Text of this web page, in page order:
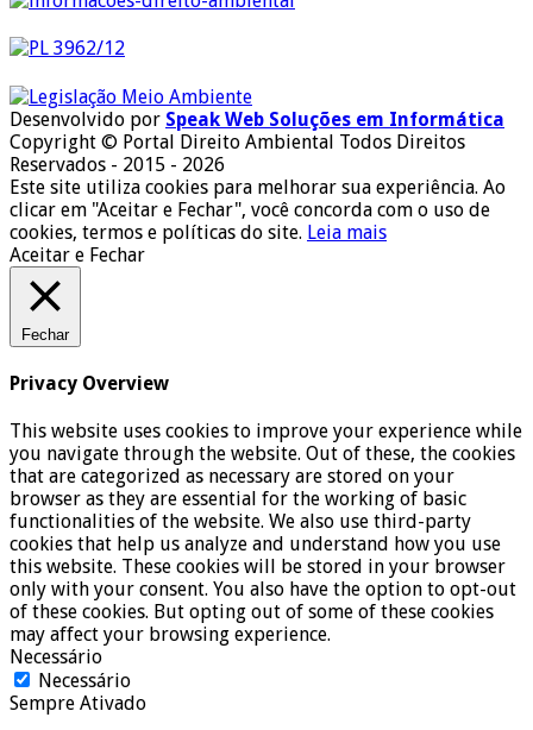
Desenvolvido por Speak Web Soluções em Informática
Copyright © Portal Direito Ambiental Todos Direitos
Reservados - 2015 - 2026
Este site utiliza cookies para melhorar sua experiência. Ao
clicar em "Aceitar e Fechar", você concorda com o uso de
cookies, termos e políticas do site. Leia mais
Aceitar e Fechar
Fechar
Privacy Overview
This website uses cookies to improve your experience while
you navigate through the website. Out of these, the cookies
that are categorized as necessary are stored on your
browser as they are essential for the working of basic
functionalities of the website. We also use third-party
cookies that help us analyze and understand how you use
this website. These cookies will be stored in your browser
only with your consent. You also have the option to opt-out
of these cookies. But opting out of some of these cookies
may affect your browsing experience.
Necessário
Necessário
Sempre Ativado